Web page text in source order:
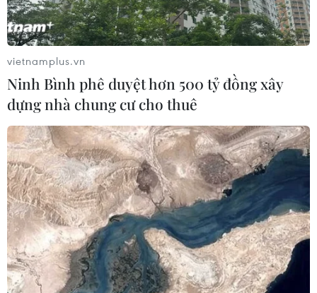
Chương trình Khai mạc Du lịch Cát Bà năm 2024 diễn
ra tối 31/3 là sự kiện đặc biệt quan trọng, thông điệp, lời
mời trân trọng tới du khách trong nước và quốc tế đến
với Cát Bà.
vietnamplus.vn
Ninh Bình phê duyệt hơn 500 tỷ đồng xây
dựng nhà chung cư cho thuê